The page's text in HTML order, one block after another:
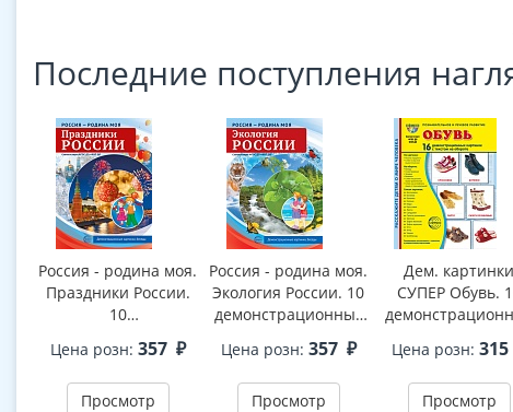
Последние поступления
Россия - родина моя.
Праздники России.
10
демонстрационных
картинок А4 с
беседами В ПАПКЕ
Цена розн: 357 ₽
Просмотр
Россия - родина моя.
Экология России. 10
демонстрационных
беседами В ПАПКЕ
(2025)
Цена розн: 357 ₽
Просмотр
Дем. картинки
СУПЕР Обувь.
картинок с
ПАПКЕ (173х220
Цена розн: 315
Просмотр